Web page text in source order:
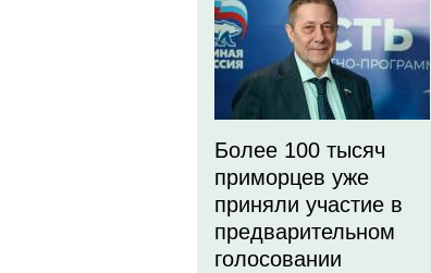
Более 100 тысяч
приморцев уже
приняли участие в
предварительном
голосовании